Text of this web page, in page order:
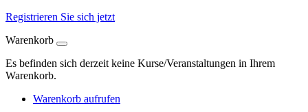
Registrieren Sie sich jetzt
Warenkorb
Es befinden sich derzeit keine Kurse/Veranstaltungen in Ihrem
Warenkorb.
Warenkorb aufrufen